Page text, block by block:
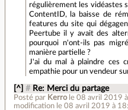
régulièrement les vidéastes
ContentID, la baisse de
features du site qui
Peertube il y avait des
pourquoi n'ont-ils pas
manière partielle ?
J'ai du mal à plaindre ces
empathie pour un vendeur
[^] # Re: Merci du partage
Posté par Kerro le 08 avril 2019
modification le 08 avril 2019 à